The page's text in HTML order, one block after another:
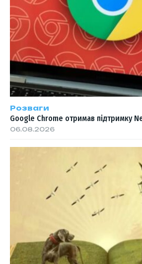
Розваги
Google Chrome отримав підтримку
06.08.2026